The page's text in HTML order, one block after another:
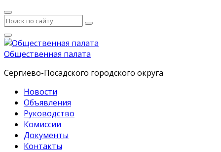
Общественная палата
Сергиево-Посадского городского округа
Новости
Объявления
Руководство
Комиссии
Документы
Контакты